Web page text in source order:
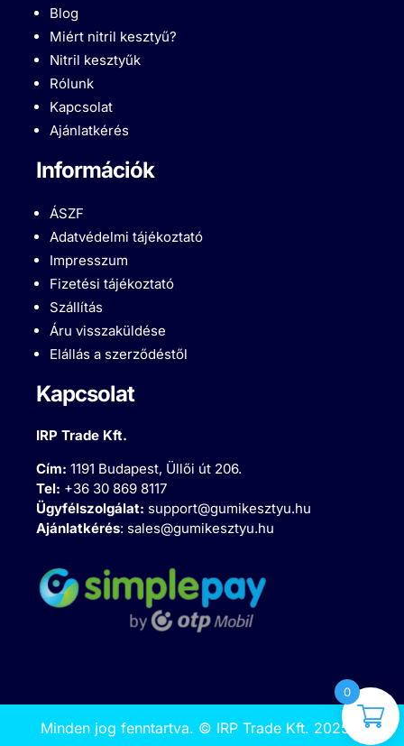
Blog
Miért nitril kesztyű?
Nitril kesztyűk
Rólunk
Kapcsolat
Ajánlatkérés
Információk
ÁSZF
Adatvédelmi tájékoztató
Impresszum
Fizetési tájékoztató
Szállítás
Áru visszaküldése
Elállás a szerződéstől
Kapcsolat
IRP Trade Kft.
Cím:1191 Budapest, Üllői út 206.
Tel: +36 30 869 8117
Ügyfélszolgálat: support@gumikesztyu.hu
Ajánlatkérés: sales@gumikesztyu.hu
Minden jog fenntartva. © IRP Trade Kft. 2025
0